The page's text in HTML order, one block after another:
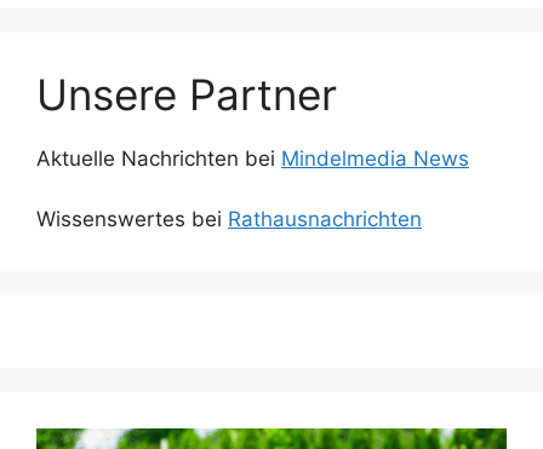
Unsere Partner
Aktuelle Nachrichten bei Mindelmedia News
Wissenswertes bei Rathausnachrichten